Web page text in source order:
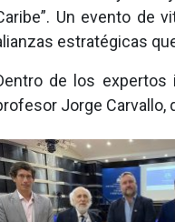
Un evento de
estratégicas
de los expertos
Jorge Carvallo,